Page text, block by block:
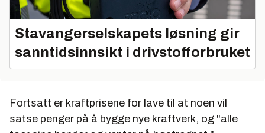
Stavangerselskapets løsning gir
sanntidsinnsikt i drivstofforbruket
Fortsatt er kraftprisene for lave til at noen vil
satse penger på å bygge nye kraftverk, og "alle